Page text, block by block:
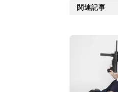
関連記事